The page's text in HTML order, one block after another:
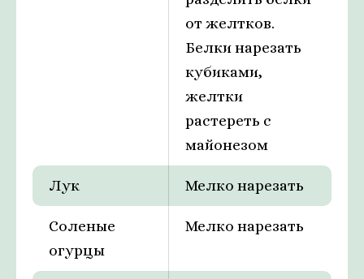
от желтков.
Белки нарезать
кубиками,
желтки
растереть с
майонезом
Лук Мелко нарезать
Соленые
огурцы
Мелко нарезать